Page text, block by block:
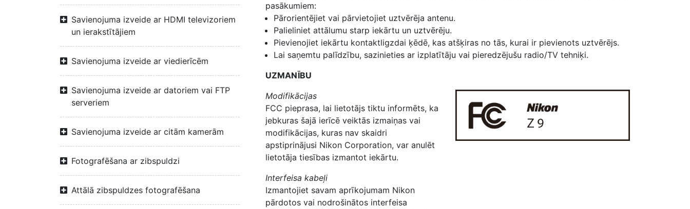
Savienojuma izveide ar HDMI televizoriem
un ierakstītājiem
Savienojuma izveide ar viedierīcēm
Savienojuma izveide ar datoriem vai FTP
serveriem
Savienojuma izveide ar citām kamerām
Fotografēšana ar zibspuldzi
Attālā zibspuldzes fotografēšana
pasākumiem:
Pārorientējiet vai pārvietojiet uztvērēja antenu.
Palieliniet attālumu starp iekārtu un uztvērēju.
Pievienojiet iekārtu kontaktligzdai ķēdē, kas atšķiras no tās, kurai ir pievienots uztvērējs.
Lai saņemtu palīdzību, sazinieties ar izplatītāju vai pieredzējušu radio/TV tehniķi.
UZMANĪBU
Modifikācijas
FCC pieprasa, lai lietotājs tiktu informēts, ka
jebkuras šajā ierīcē veiktās izmaiņas vai
modifikācijas, kuras nav skaidri
apstiprinājusi Nikon Corporation, var anulēt
lietotāja tiesības izmantot iekārtu.
Interfeisa kabeļi
Izmantojiet savam aprīkojumam Nikon
pārdotos vai nodrošinātos interfeisa